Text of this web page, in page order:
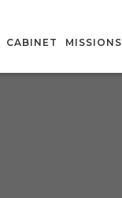
CABINET MISSIONS